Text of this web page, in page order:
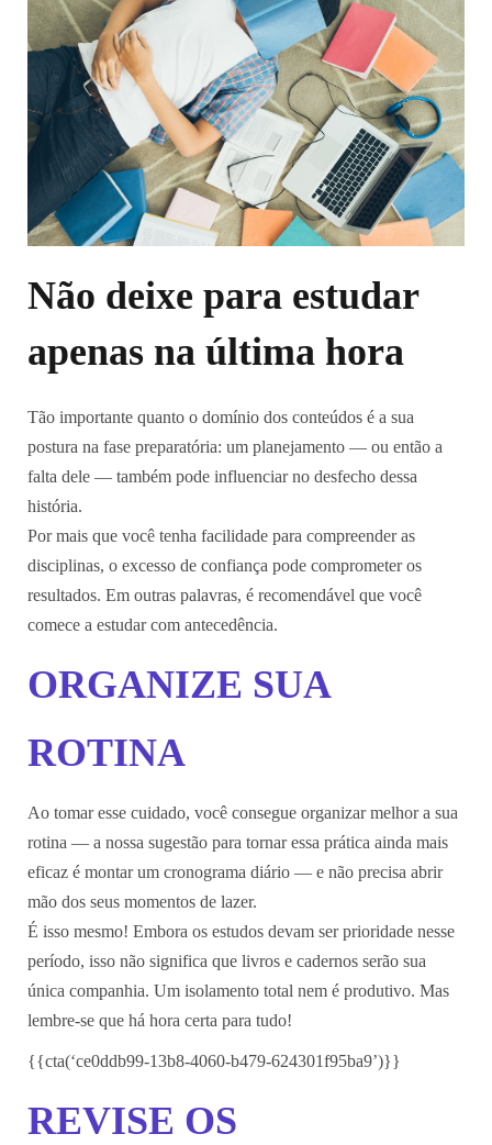
Não deixe para estudar
apenas na última hora
Tão importante quanto o domínio dos conteúdos é a sua
postura na fase preparatória: um planejamento — ou então a
falta dele — também pode influenciar no desfecho dessa
história.
Por mais que você tenha facilidade para compreender as
disciplinas, o excesso de confiança pode comprometer os
resultados. Em outras palavras, é recomendável que você
comece a estudar com antecedência.
ORGANIZE SUA
ROTINA
Ao tomar esse cuidado, você consegue organizar melhor a sua
rotina — a nossa sugestão para tornar essa prática ainda mais
eficaz é montar um cronograma diário — e não precisa abrir
mão dos seus momentos de lazer.
É isso mesmo! Embora os estudos devam ser prioridade nesse
período, isso não significa que livros e cadernos serão sua
única companhia. Um isolamento total nem é produtivo. Mas
lembre-se que há hora certa para tudo!
{{cta(‘ce0ddb99-13b8-4060-b479-624301f95ba9’)}}
REVISE OS